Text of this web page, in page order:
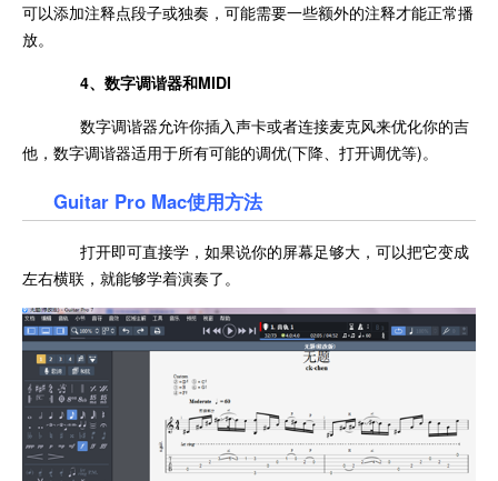
可以添加注释点段子或独奏，可能需要一些额外的注释才能正常播
放。
4、数字调谐器和MIDI
数字调谐器允许你插入声卡或者连接麦克风来优化你的吉
他，数字调谐器适用于所有可能的调优(下降、打开调优等)。
Guitar Pro Mac使用方法
打开即可直接学，如果说你的屏幕足够大，可以把它变成
左右横联，就能够学着演奏了。